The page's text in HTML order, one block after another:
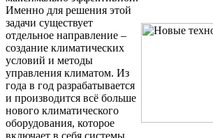
Именно для решения этой
задачи существует
отдельное направление –
создание климатических
условий и методы
управления климатом. Из
года в год разрабатывается
и производится всё больше
нового климатического
оборудования, которое